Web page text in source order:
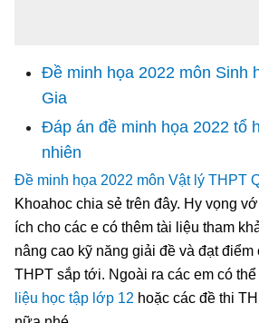
Đề minh họa 2022 môn Sinh
Gia
Đáp án đề minh họa 2022 tổ
nhiên
Đề minh họa 2022 môn Vật lý THPT
Khoahoc chia sẻ trên đây. Hy vọng
ích cho các e có thêm tài liệu tham
nâng cao kỹ năng giải đề và đạt điểm
THPT sắp tới. Ngoài ra các em có
liệu học tập lớp 12 hoặc các đề thi